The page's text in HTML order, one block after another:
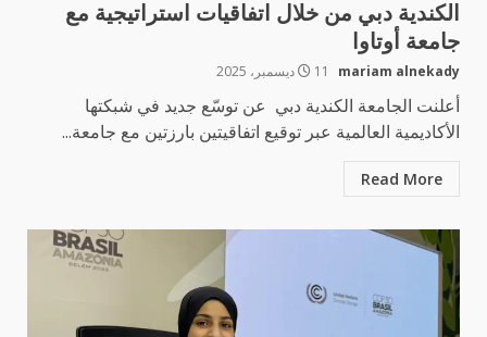
الكندية دبي من خلال اتفاقيات استراتيجية مع
جامعة أوتاوا
mariam alnekady 11 ديسمبر، 2025
أعلنت الجامعة الكندية دبي عن توسّع جديد في شبكتها
الأكاديمية العالمية عبر توقيع اتفاقيتين بارزتين مع جامعة...
Read More